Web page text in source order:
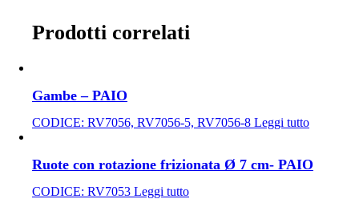
Prodotti correlati
Gambe – PAIO
CODICE: RV7056, RV7056-5, RV7056-8 Leggi tutto
Ruote con rotazione frizionata Ø 7 cm- PAIO
CODICE: RV7053 Leggi tutto